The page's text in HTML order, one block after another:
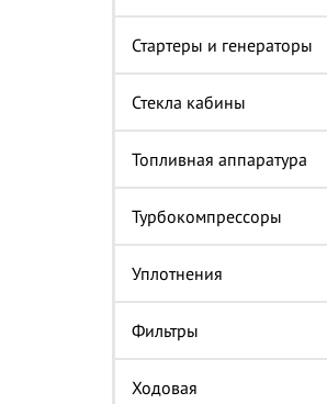
Стартеры и генераторы
Стекла кабины
Топливная аппаратура
Турбокомпрессоры
Уплотнения
Фильтры
Ходовая